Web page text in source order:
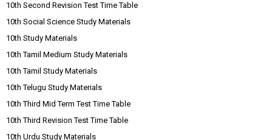
10th Second Revision Test Time Table
10th Social Science Study Materials
10th Study Materials
10th Tamil Medium Study Materials
10th Tamil Study Materials
10th Telugu Study Materials
10th Third Mid Term Test Time Table
10th Third Revision Test Time Table
10th Urdu Study Materials